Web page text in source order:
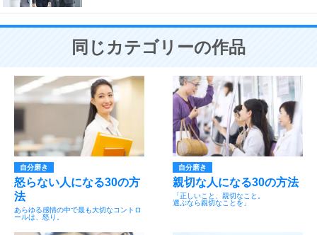
同じカテゴリーの作品
自分磨き
怒らない人になる30の方
法
あらゆる感情の中で最も大切なコントロ
ールは、怒り。
自分磨き
親切な人になる30の方法
「正しいこと、親切なこと。
選ぶなら親切なことを」